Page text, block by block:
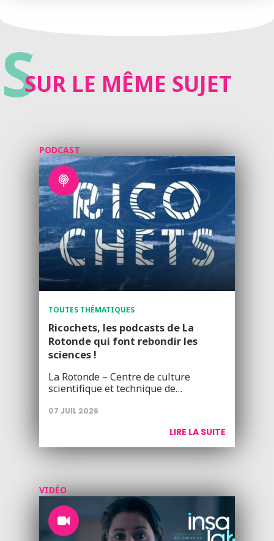
SSUR LE MÊME SUJET
PODCAST
TOUTES THÉMATIQUES
Ricochets, les podcasts de La
Rotonde qui font rebondir les
sciences !
La Rotonde – Centre de culture
scientifique et technique de…
07 JUIL 2026
LIRE LA SUITE
VIDÉO